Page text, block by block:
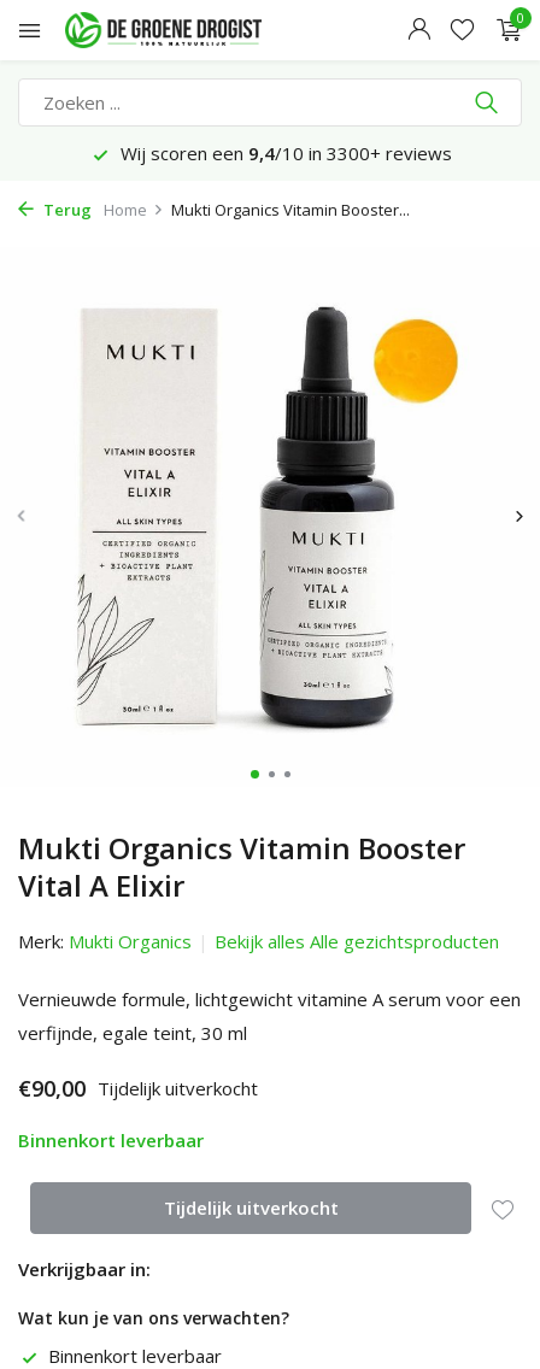
0
Voor 23:45 uur besteld, morgen
Terug Home Mukti Organics Vitamin Booster...
Mukti Organics Vitamin Booster
Vital A Elixir
Merk: Mukti Organics Bekijk alles Alle gezichtsproducten
Vernieuwde formule, lichtgewicht vitamine A serum voor een
verfijnde, egale teint, 30 ml
€90,00 Tijdelijk uitverkocht
Binnenkort leverbaar
Tijdelijk uitverkocht
Verkrijgbaar in:
Wat kun je van ons verwachten?
Binnenkort leverbaar